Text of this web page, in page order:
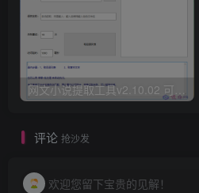
网文小说提取工具v2.10.02 可以自动下载小说 从此不再花钱看小说
评论 抢沙发
欢迎您留下宝贵的见解！